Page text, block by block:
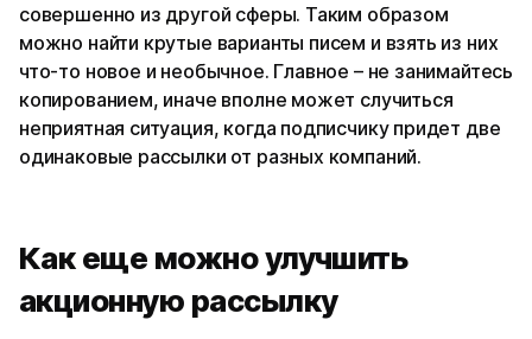
совершенно из другой сферы. Таким образом
можно найти крутые варианты писем и взять из них
что-то новое и необычное. Главное – не занимайтесь
копированием, иначе вполне может случиться
неприятная ситуация, когда подписчику придет две
одинаковые рассылки от разных компаний.
Как еще можно улучшить
акционную рассылку